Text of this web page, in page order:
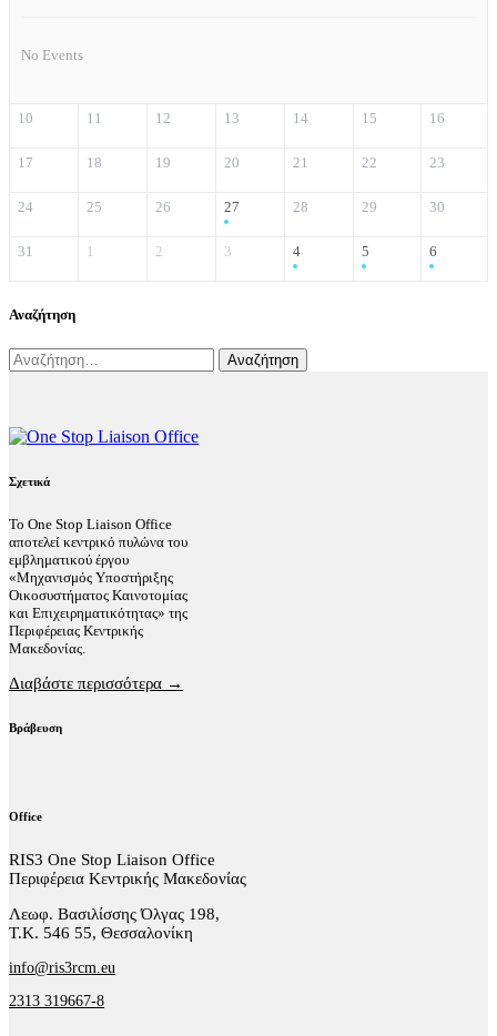
No Events
10 11 12 13 14 15 16
17 18 19 20 21 22 23
24 25 26 27 28 29 30
31 1 2 3 4 5 6
Αναζήτηση
Αναζήτηση
για:
Σχετικά
Το One Stop Liaison Office
αποτελεί κεντρικό πυλώνα του
εμβληματικού έργου
«Μηχανισμός Υποστήριξης
Οικοσυστήματος Καινοτομίας
και Επιχειρηματικότητας» της
Περιφέρειας Κεντρικής
Μακεδονίας.
Διαβάστε περισσότερα →
Βράβευση
Office
RIS3 One Stop Liaison Office
Περιφέρεια Κεντρικής Μακεδονίας
Λεωφ. Βασιλίσσης Όλγας 198,
Τ.Κ. 546 55, Θεσσαλονίκη
info@ris3rcm.eu
2313 319667-8